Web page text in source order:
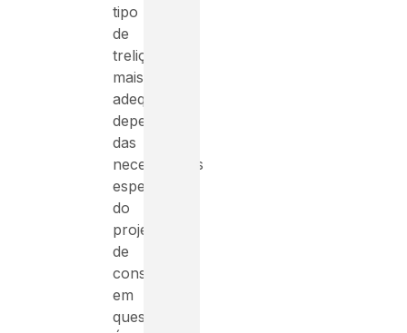
tipo
de
treliça
mais
adequado
depende
das
necessidades
específicas
do
projeto
de
construção
em
questão.